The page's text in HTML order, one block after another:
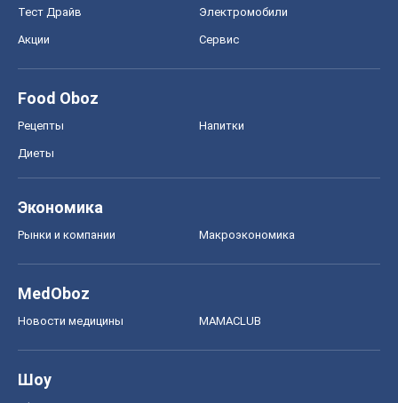
Тест Драйв Электромобили
Акции Сервис
Food Oboz
Рецепты Напитки
Диеты
Экономика
Рынки и компании Mакроэкономика
MedOboz
Новости медицины MAMACLUB
Шоу